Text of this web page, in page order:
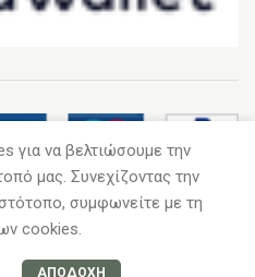
κάθε νόμιμου δικαιώματος.
για να βελτιώσουμε την
μας. Συνεχίζοντας την
συμφωνείτε με τη
cookies.
ΑΠΟΔΟΧΉ